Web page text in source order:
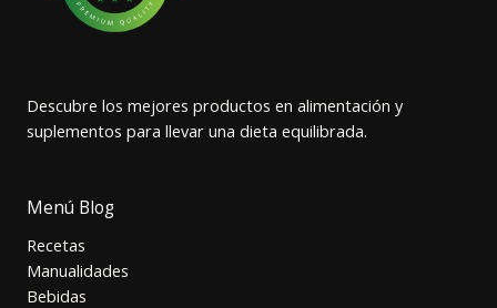
Descubre los mejores productos en alimentación y
suplementos para llevar una dieta equilibrada.
Menú Blog
Recetas
Manualidades
Bebidas